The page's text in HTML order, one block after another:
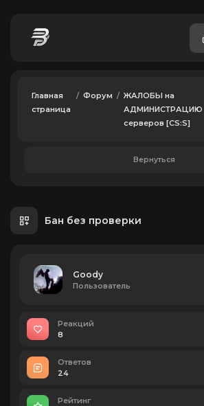
Главная
страница
/ Форум / ЖАЛОБЫ на
АДМИНИСТРАЦИЮ
серверов [CS:S]
Вернуться
Бан без проверки
Goody
Пользователь
Реакций
8
Ответов
24
Рейтинг